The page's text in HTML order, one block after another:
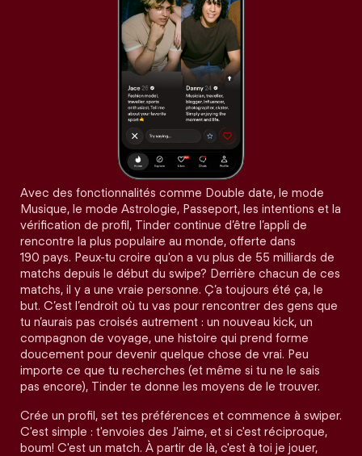
Avec des fonctionnalités comme Double date, le mode
Musique, le mode Astrologie, Passeport, les intentions et la
vérification de profil, Tinder continue d’être l’appli de
rencontre la plus populaire au monde, offerte dans
190 pays. Peux-tu croire qu'on a vu plus de 55 milliards de
matchs depuis le début du swipe? Derrière chacun de ces
matchs, il y a une vraie personne. Ç’a toujours été ça, le
but. C’est l’endroit où tu vas pour rencontrer des gens que
tu n’aurais pas croisés autrement : un nouveau kick, un
compagnon de voyage, une histoire qui prend forme
doucement pour devenir quelque chose de vrai. Peu
importe ce que tu recherches (et même si tu ne le sais
pas encore), Tinder te donne les moyens de le trouver.
Crée un profil, set tes préférences et commence à swiper.
C'est simple : t'envoies des J'aime, et si c'est réciproque,
boum! C'est un match. À partir de là, c'est à toi je jouer,